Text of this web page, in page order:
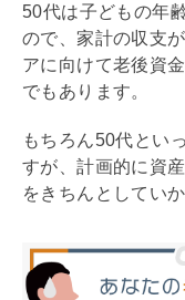
50代は子どもの年
ので、家計の収支
アに向けて老後資
でもあります。
もちろん50代とい
すが、計画的に資
をきちんとしてい